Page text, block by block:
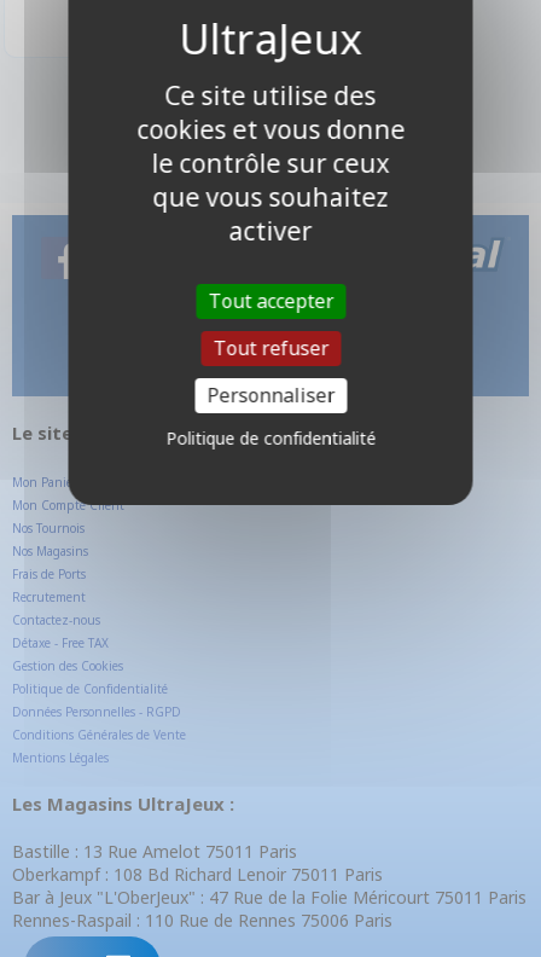
1 produits
Le site internet UltraJeux.com
Mon Panier
Mon Compte Client
Nos Tournois
Nos Magasins
Frais de Ports
Recrutement
Contactez-nous
Détaxe - Free TAX
Gestion des Cookies
Politique de Confidentialité
Données Personnelles - RGPD
Conditions Générales de Vente
Mentions Légales
Les Magasins UltraJeux :
Bastille : 13 Rue Amelot 75011 Paris
Oberkampf : 108 Bd Richard Lenoir 75011 Paris
Bar à Jeux "L'OberJeux" : 47 Rue de la Folie Méricourt 75011 Paris
Rennes-Raspail : 110 Rue de Rennes 75006 Paris
Ce site utilise des
cookies et vous donne
le contrôle sur ceux
que vous souhaitez
activer
Tout accepter
Tout refuser
Personnaliser
Politique de confidentialité